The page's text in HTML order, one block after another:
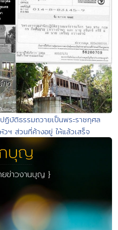
บัติธรรมถวายเป็นพระราชกุศล
วฯ ส่วนที่ค้างอยู่ ให้แล้วเสร็จ